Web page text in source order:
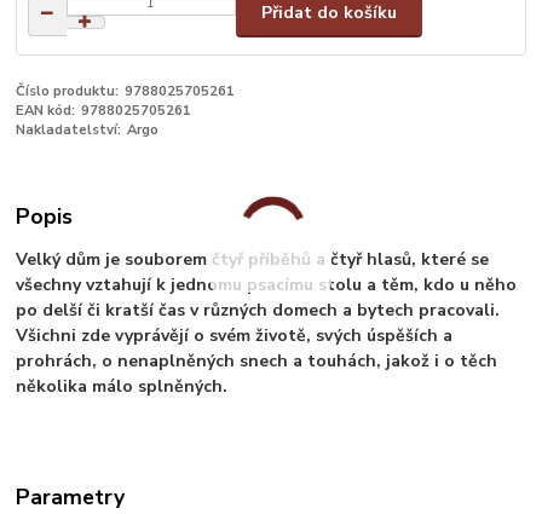
Přidat do košíku
Číslo produktu: 9788025705261
EAN kód: 9788025705261
Nakladatelství: Argo
Popis
Velký dům je souborem čtyř příběhů a čtyř hlasů, které se
všechny vztahují k jednomu psacímu stolu a těm, kdo u něho
po delší či kratší čas v různých domech a bytech pracovali.
Všichni zde vyprávějí o svém životě, svých úspěších a
prohrách, o nenaplněných snech a touhách, jakož i o těch
několika málo splněných.
Parametry